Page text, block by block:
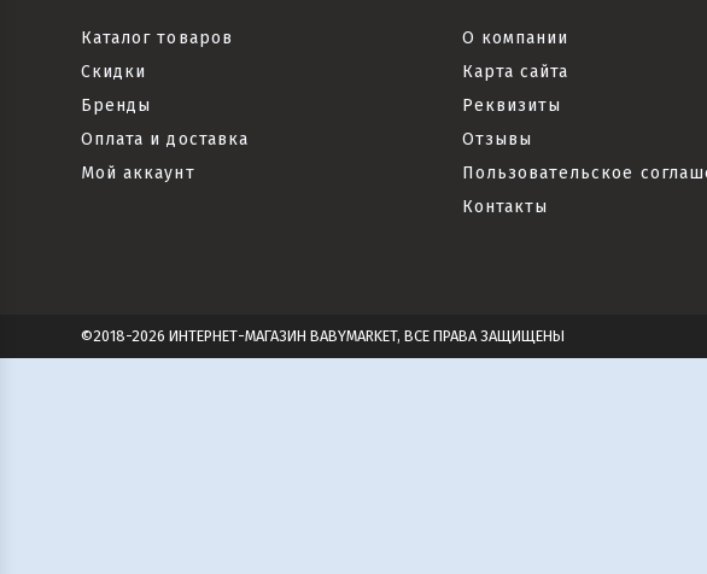
Каталог товаров
Скидки
Бренды
Оплата и доставка
Мой аккаунт
О компании
Карта сайта
Реквизиты
Отзывы
Пользовательское
Контакты
©2018-2026 ИНТЕРНЕТ-МАГАЗИН BABYMARKET, ВСЕ ПРАВА ЗАЩИЩЕНЫ